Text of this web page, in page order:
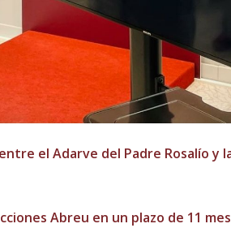
el Adarve del Padre Rosalío y
Abreu en un plazo de 11